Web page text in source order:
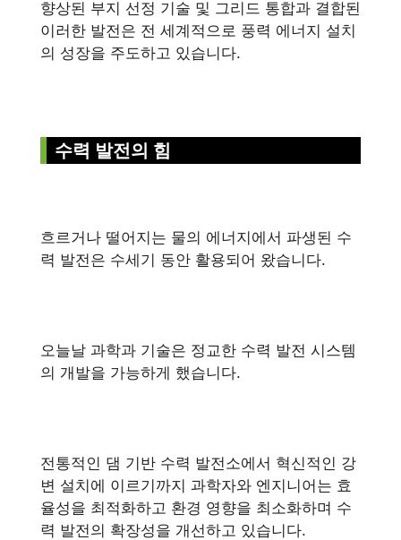
향상된 부지 선정 기술 및 그리드 통합과 결합된
이러한 발전은 전 세계적으로 풍력 에너지 설치
의 성장을 주도하고 있습니다.
수력 발전의 힘
흐르거나 떨어지는 물의 에너지에서 파생된 수
력 발전은 수세기 동안 활용되어 왔습니다.
오늘날 과학과 기술은 정교한 수력 발전 시스템
의 개발을 가능하게 했습니다.
전통적인 댐 기반 수력 발전소에서 혁신적인 강
변 설치에 이르기까지 과학자와 엔지니어는 효
율성을 최적화하고 환경 영향을 최소화하며 수
력 발전의 확장성을 개선하고 있습니다.